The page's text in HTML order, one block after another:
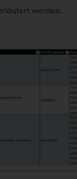
werden.